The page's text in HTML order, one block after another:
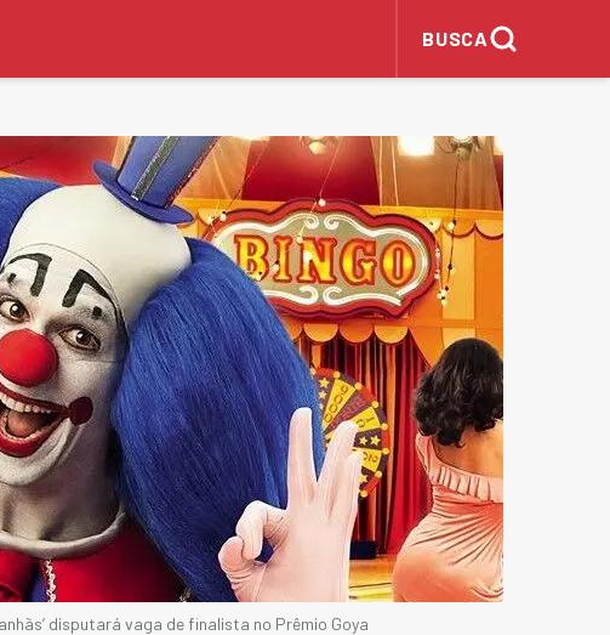
BUSCA
disputará vaga de finalista no Prêmio Goya